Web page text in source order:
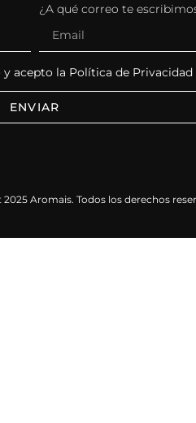
¿A qué correo te
acepto la Política de Privacidad
ENVIAR
Aromais. Todos los derechos